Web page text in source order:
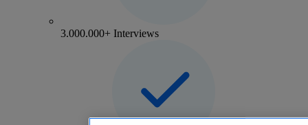
3.000.000+ Interviews